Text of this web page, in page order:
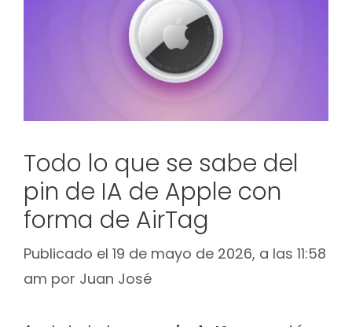
Todo lo que se sabe del
pin de IA de Apple con
forma de AirTag
Publicado el 19 de mayo de 2026, a las 11:58
am por Juan José